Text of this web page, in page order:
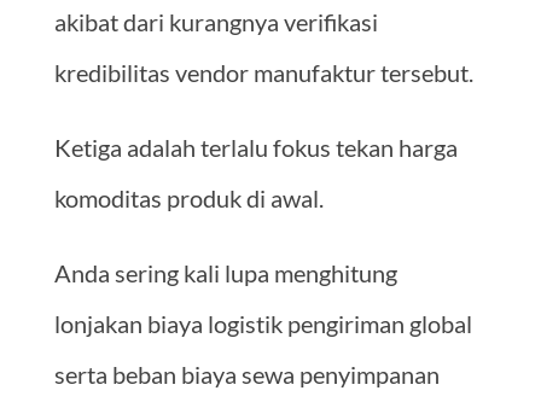
akibat dari kurangnya verifikasi
kredibilitas vendor manufaktur tersebut.
Ketiga adalah terlalu fokus tekan harga
komoditas produk di awal.
Anda sering kali lupa menghitung
lonjakan biaya logistik pengiriman global
serta beban biaya sewa penyimpanan